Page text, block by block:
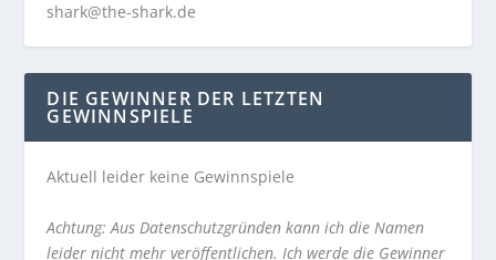
shark@the-shark.de
DIE GEWINNER DER LETZTEN
GEWINNSPIELE
Aktuell leider keine Gewinnspiele
Achtung: Aus Datenschutzgründen kann ich die Namen
leider nicht mehr veröffentlichen. Ich werde die Gewinner